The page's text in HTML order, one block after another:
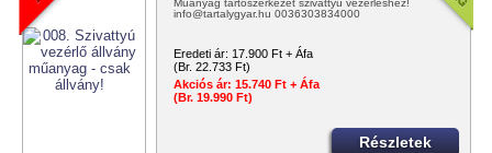
Műanyag tartószerkezet szivattyú vezérléshez!
info@tartalygyar.hu 0036303834000
Eredeti ár: 17.900 Ft + Áfa
(Br. 22.733 Ft)
Akciós ár: 15.740 Ft + Áfa
(Br. 19.990 Ft)
Részletek